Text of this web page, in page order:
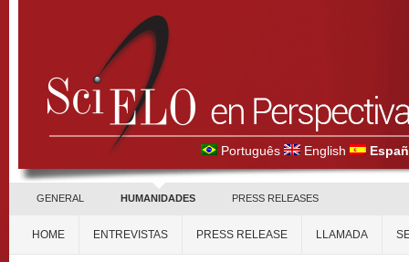
Português English
GENERAL HUMANIDADES PRESS RELEASES
HOME ENTREVISTAS PRESS RELEASE LLAMADA